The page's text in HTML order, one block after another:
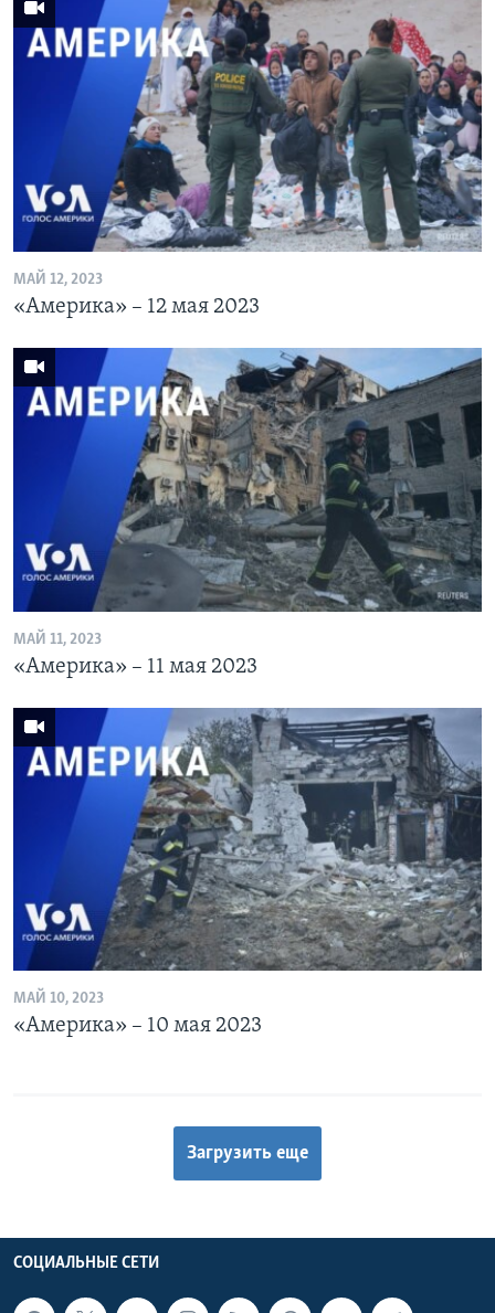
МАЙ 12, 2023
«Америка» – 12 мая 2023
МАЙ 11, 2023
«Америка» – 11 мая 2023
МАЙ 10, 2023
«Америка» – 10 мая 2023
Загрузить еще
СОЦИАЛЬНЫЕ СЕТИ